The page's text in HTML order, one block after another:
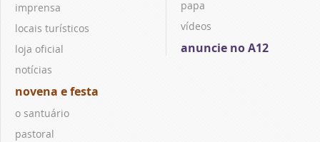
imprensa
locais turísticos
loja oficial
notícias
novena e festa
o santuário
pastoral
papa
vídeos
anuncie no A12